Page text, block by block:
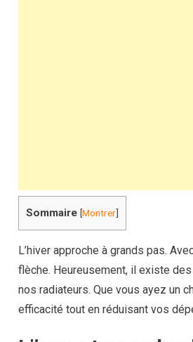
Sommaire [Montrer]
L’hiver approche à grands pas.
flèche. Heureusement, il existe
nos radiateurs. Que vous ayez un
efficacité tout en réduisant vos